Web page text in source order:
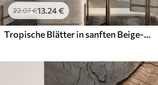
22.07€13.24€
Tropische Blätter in sanften Beige- und Grüntönen, mit Aquarell-Effekt und sanften Farbübergängen